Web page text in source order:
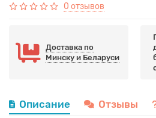
0 отзывов
Доставка по
Минску и Беларуси
Описание Отзывы